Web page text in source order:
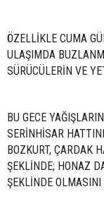
ÖZELLİKLE CUMA
ULAŞIMDA
SÜRÜCÜLERİN VE
BU GECE
SERİNHİSAR
BOZKURT, ÇARDAK
ŞEKLİNDE; HONAZ
ŞEKLİNDE OLMASINI